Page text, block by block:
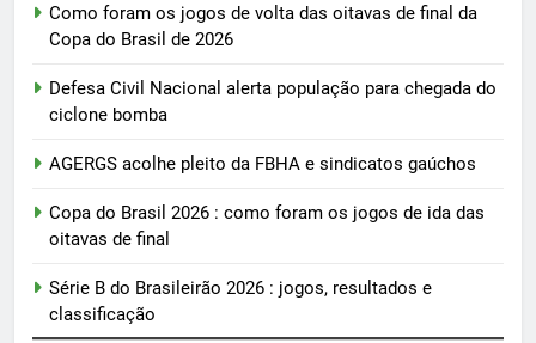
Como foram os jogos de volta das oitavas de final da
Copa do Brasil de 2026
Defesa Civil Nacional alerta população para chegada do
ciclone bomba
AGERGS acolhe pleito da FBHA e sindicatos gaúchos
Copa do Brasil 2026 : como foram os jogos de ida das
oitavas de final
Série B do Brasileirão 2026 : jogos, resultados e
classificação